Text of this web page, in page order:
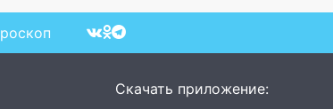
Скачать приложение: